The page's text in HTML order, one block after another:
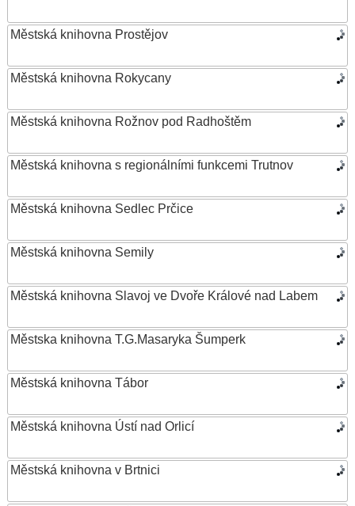
Městská knihovna Prostějov
Městská knihovna Rokycany
Městská knihovna Rožnov pod Radhoštěm
Městská knihovna s regionálními funkcemi Trutnov
Městská knihovna Sedlec Prčice
Městská knihovna Semily
Městská knihovna Slavoj ve Dvoře Králové nad Labem
Městska knihovna T.G.Masaryka Šumperk
Městská knihovna Tábor
Městská knihovna Ústí nad Orlicí
Městská knihovna v Brtnici